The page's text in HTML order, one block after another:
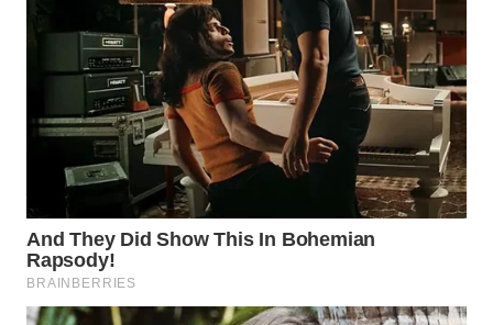
WN
MANDALIKA
LIKUPANG
WN
LABUANBAJO
WN